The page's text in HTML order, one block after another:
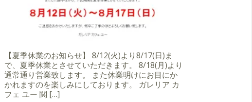
【夏季休業のお知らせ】 8/12(火)より8/17(日)ま
で、夏季休業とさせていただきます。 8/18(月)より
通常通り営業致します。 また休業明けにお目にか
かれますのを楽しみにしております。 ガレリア カ
フェ ユー 関 […]